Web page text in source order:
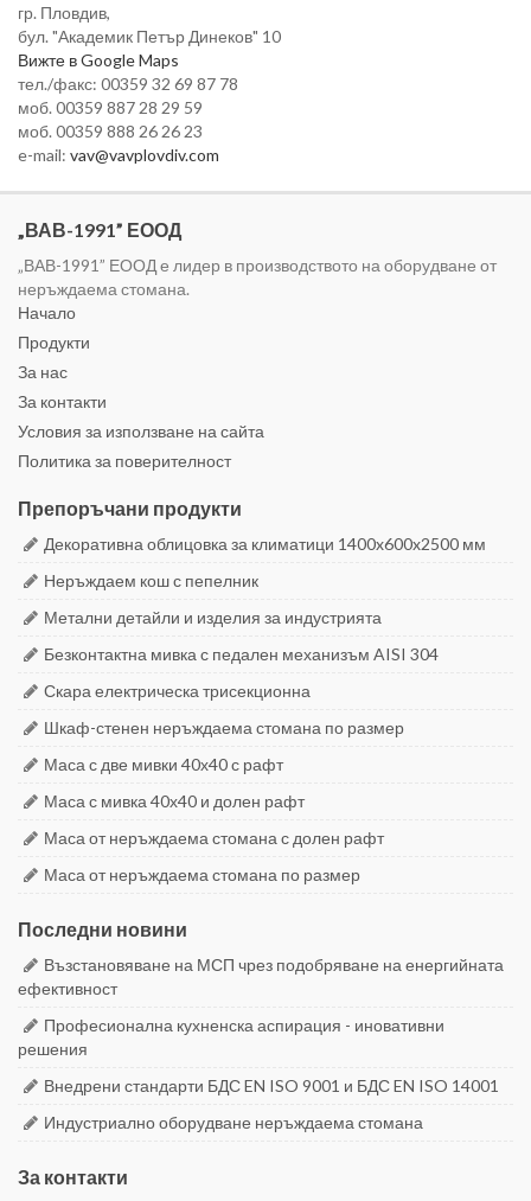
гр. Пловдив,
бул. "Академик Петър Динеков" 10
Вижте в Google Maps
тел./факс: 00359 32 69 87 78
моб. 00359 887 28 29 59
моб. 00359 888 26 26 23
e-mail: vav@vavplovdiv.com
„ВАВ-1991” ЕООД
„ВАВ-1991” ЕООД е лидер в производството на оборудване от
неръждаема стомана.
Начало
Продукти
За нас
За контакти
Условия за използване на сайта
Политика за поверителност
Препоръчани продукти
Декоративна облицовка за климатици 1400x600x2500 мм
Неръждаем кош с пепелник
Метални детайли и изделия за индустрията
Безконтактна мивка с педален механизъм AISI 304
Скара електрическа трисекционна
Шкаф-стенен неръждаема стомана по размер
Маса с две мивки 40х40 с рафт
Маса с мивка 40х40 и долен рафт
Маса от неръждаема стомана с долен рафт
Маса от неръждаема стомана по размер
Последни новини
Възстановяване на МСП чрез подобряване на енергийната
ефективност
Професионална кухненска аспирация - иновативни
решения
Внедрени стандарти БДС EN ISO 9001 и БДС EN ISO 14001
Индустриално оборудване неръждаема стомана
За контакти